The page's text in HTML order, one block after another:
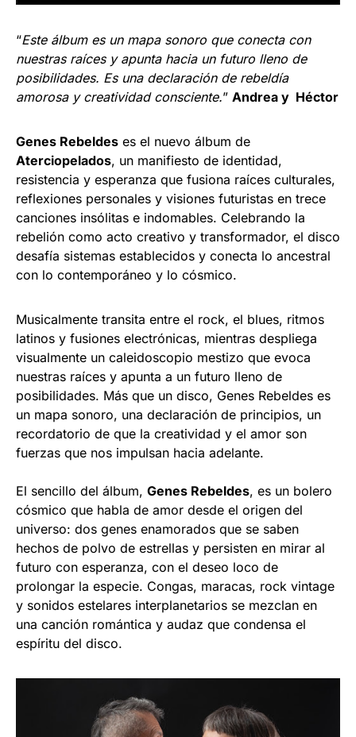
“Este álbum es un mapa sonoro que conecta con
nuestras raíces y apunta hacia un futuro lleno de
posibilidades. Es una declaración de rebeldía
amorosa y creatividad consciente.” Andrea y Héctor
Genes Rebeldes es el nuevo álbum de
Aterciopelados, un manifiesto de identidad,
resistencia y esperanza que fusiona raíces culturales,
reflexiones personales y visiones futuristas en trece
canciones insólitas e indomables. Celebrando la
rebelión como acto creativo y transformador, el disco
desafía sistemas establecidos y conecta lo ancestral
con lo contemporáneo y lo cósmico.
Musicalmente transita entre el rock, el blues, ritmos
latinos y fusiones electrónicas, mientras despliega
visualmente un caleidoscopio mestizo que evoca
nuestras raíces y apunta a un futuro lleno de
posibilidades. Más que un disco, Genes Rebeldes es
un mapa sonoro, una declaración de principios, un
recordatorio de que la creatividad y el amor son
fuerzas que nos impulsan hacia adelante.
El sencillo del álbum, Genes Rebeldes, es un bolero
cósmico que habla de amor desde el origen del
universo: dos genes enamorados que se saben
hechos de polvo de estrellas y persisten en mirar al
futuro con esperanza, con el deseo loco de
prolongar la especie. Congas, maracas, rock vintage
y sonidos estelares interplanetarios se mezclan en
una canción romántica y audaz que condensa el
espíritu del disco.